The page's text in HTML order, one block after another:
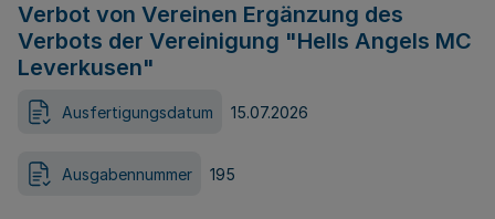
Verbot von Vereinen Ergänzung des
Verbots der Vereinigung "Hells Angels MC
Leverkusen"
Ausfertigungsdatum 15.07.2026
Ausgabennummer 195